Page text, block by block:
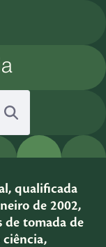
qualificada
de 2002,
de tomada de
ciência,